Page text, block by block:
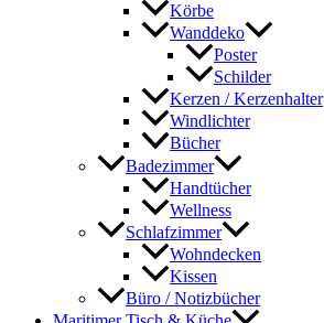
Körbe
Wanddeko
Poster
Schilder
Kerzen / Kerzenhalter
Windlichter
Bücher
Badezimmer
Handtücher
Wellness
Schlafzimmer
Wohndecken
Kissen
Büro / Notizbücher